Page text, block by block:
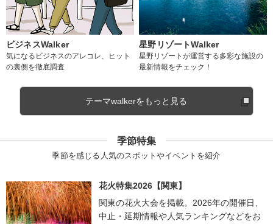
ビジネスWalker
気になるビジネスのアレコレ、ヒット
の裏側を徹底調査
星野リゾートWalker
星野リゾートが運営する多彩な施設の
最新情報をチェック！
テーマwalkerをもっと見る
季節特集
季節を感じる人気のスポットやイベントを紹介
花火特集2026【関東】
関東の花火大会を掲載。2026年の開催日、
中止・延期情報や人気ランキングなどをお